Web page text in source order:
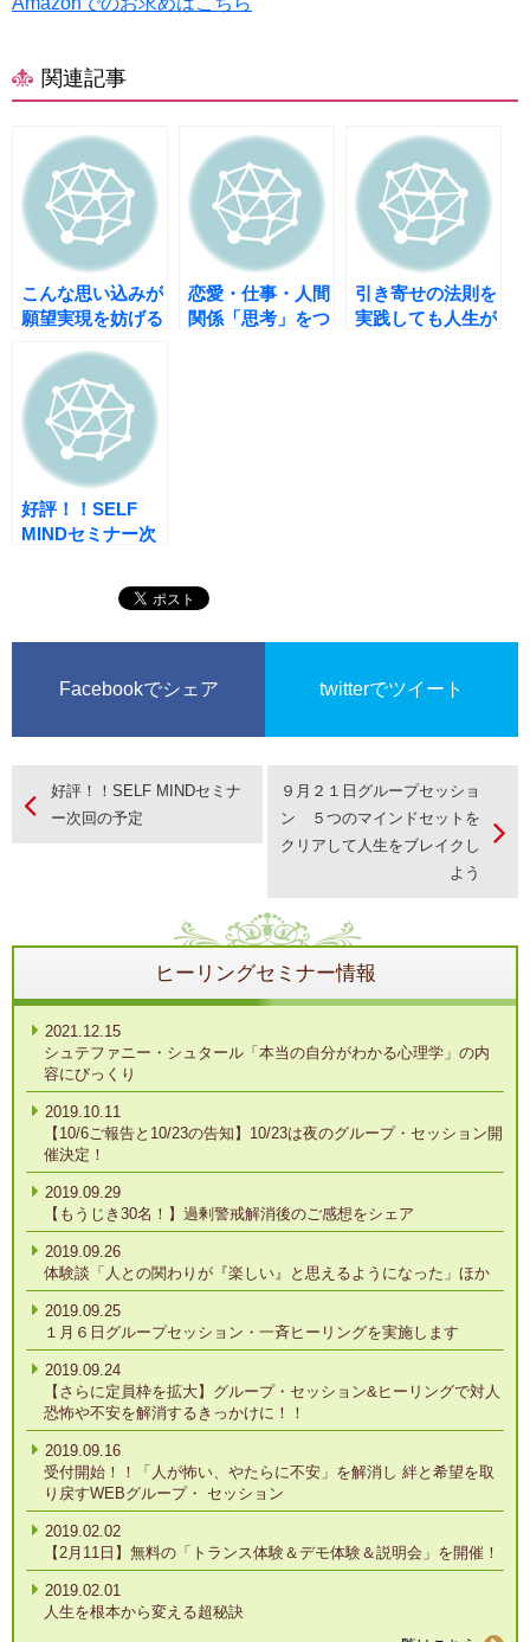
関連記事
こんな思い込みが
願望実現を妨げる
恋愛・仕事・人間
関係「思考」をつ
引き寄せの法則を
実践しても人生が
好評！！SELF
MINDセミナー次
Facebookでシェア twitterでツイート
好評！！SELF MINDセミナ
ー次回の予定
９月２１日グループセッショ
ン ５つのマインドセットを
クリアして人生をブレイクし
よう
ヒーリングセミナー情報
2021.12.15
シュテファニー・シュタール「本当の自分がわかる心理学」の内
容にびっくり
2019.10.11
【10/6ご報告と10/23の告知】10/23は夜のグループ・セッション開
催決定！
2019.09.29
【もうじき30名！】過剰警戒解消後のご感想をシェア
2019.09.26
体験談「人との関わりが『楽しい』と思えるようになった」ほか
2019.09.25
１月６日グループセッション・一斉ヒーリングを実施します
2019.09.24
【さらに定員枠を拡大】グループ・セッション&ヒーリングで対人
恐怖や不安を解消するきっかけに！！
2019.09.16
受付開始！！「人が怖い、やたらに不安」を解消し 絆と希望を取
り戻すWEBグループ・ セッション
2019.02.02
【2月11日】無料の「トランス体験＆デモ体験＆説明会」を開催！
2019.02.01
人生を根本から変える超秘訣